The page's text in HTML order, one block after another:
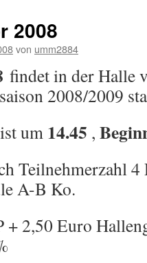
2008
von umm2884
findet in der Halle
2008/2009
um 14.45 ,
Teilnehmerzahl
A-B Ko.
+ 2,50 Euro